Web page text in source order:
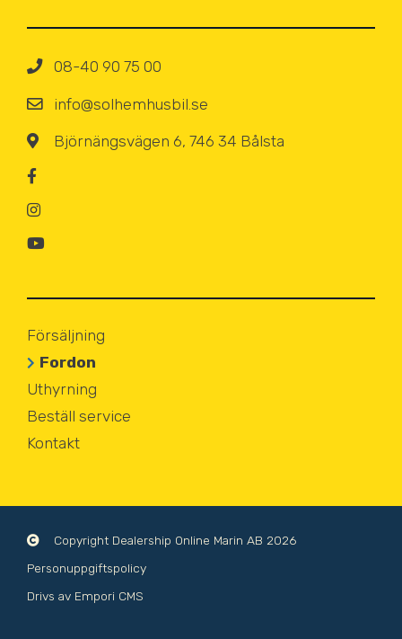
08-40 90 75 00
info@solhemhusbil.se
Björnängsvägen 6, 746 34 Bålsta
Försäljning
Fordon
Uthyrning
Beställ service
Kontakt
Copyright Dealership Online Marin AB 2026
Personuppgiftspolicy
Drivs av Empori CMS